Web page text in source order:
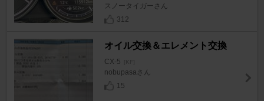
スノータイガーさん
312
オイル交換＆エレメント交換
CX-5 [KF]
nobupasaさん
15